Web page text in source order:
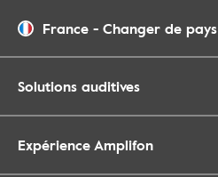
France - Changer de pays
Solutions auditives
Expérience Amplifon